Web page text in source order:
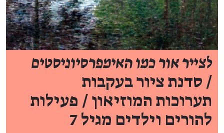
לצייר אור כמו האימפרסיוניסטים
/ סדנת ציור בעקבות
תערוכות המוזיאון / פעילות
להורים וילדים מגיל 7